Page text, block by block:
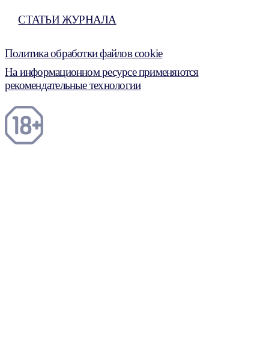
СТАТЬИ ЖУРНАЛА
Политика обработки файлов cookie
На информационном ресурсе применяются
рекомендательные технологии